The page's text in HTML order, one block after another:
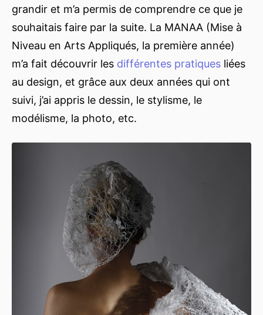
grandir et m’a permis de comprendre ce que je
souhaitais faire par la suite. La MANAA (Mise à
Niveau en Arts Appliqués, la première année)
m’a fait découvrir les différentes pratiques liées
au design, et grâce aux deux années qui ont
suivi, j’ai appris le dessin, le stylisme, le
modélisme, la photo, etc.